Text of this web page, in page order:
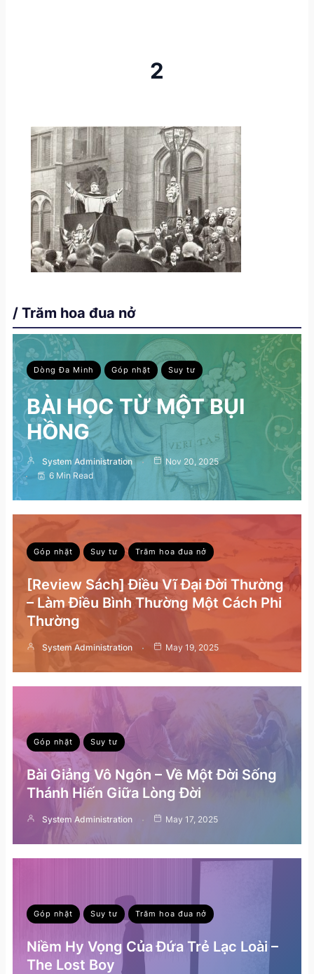
2
/ Trăm hoa đua nở
Dòng Đa Minh Góp nhặt Suy tư
BÀI HỌC TỪ MỘT BỤI
HỒNG
System Administration
Nov 20, 2025
6 Min Read
Góp nhặt Suy tư Trăm hoa đua nở
[Review Sách] Điều Vĩ Đại Đời Thường
– Làm Điều Bình Thường Một Cách Phi
Thường
System Administration May 19, 2025
Góp nhặt Suy tư
Bài Giảng Vô Ngôn – Về Một Đời Sống
Thánh Hiến Giữa Lòng Đời
System Administration May 17, 2025
Góp nhặt Suy tư Trăm hoa đua nở
Niềm Hy Vọng Của Đứa Trẻ Lạc Loài –
The Lost Boy